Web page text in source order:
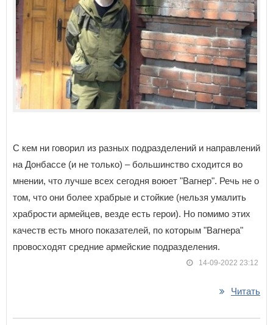
С кем ни говорил из разных подразделений и направлений
на Донбассе (и не только) – большинство сходится во
мнении, что лучше всех сегодня воюет "Вагнер". Речь не о
том, что они более храбрые и стойкие (нельзя умалить
храбрости армейцев, везде есть герои). Но помимо этих
качеств есть много показателей, по которым "Вагнера"
провосходят средние армейские подразделения.
14-09-2022 23:12
Читать